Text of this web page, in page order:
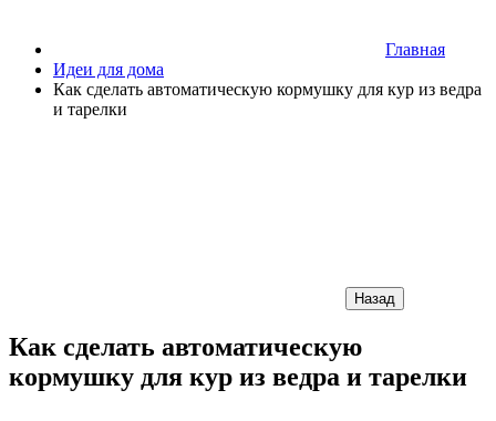
Главная
Идеи для дома
Как сделать автоматическую кормушку для кур из ведра
и тарелки
Назад
Как сделать автоматическую
кормушку для кур из ведра и тарелки